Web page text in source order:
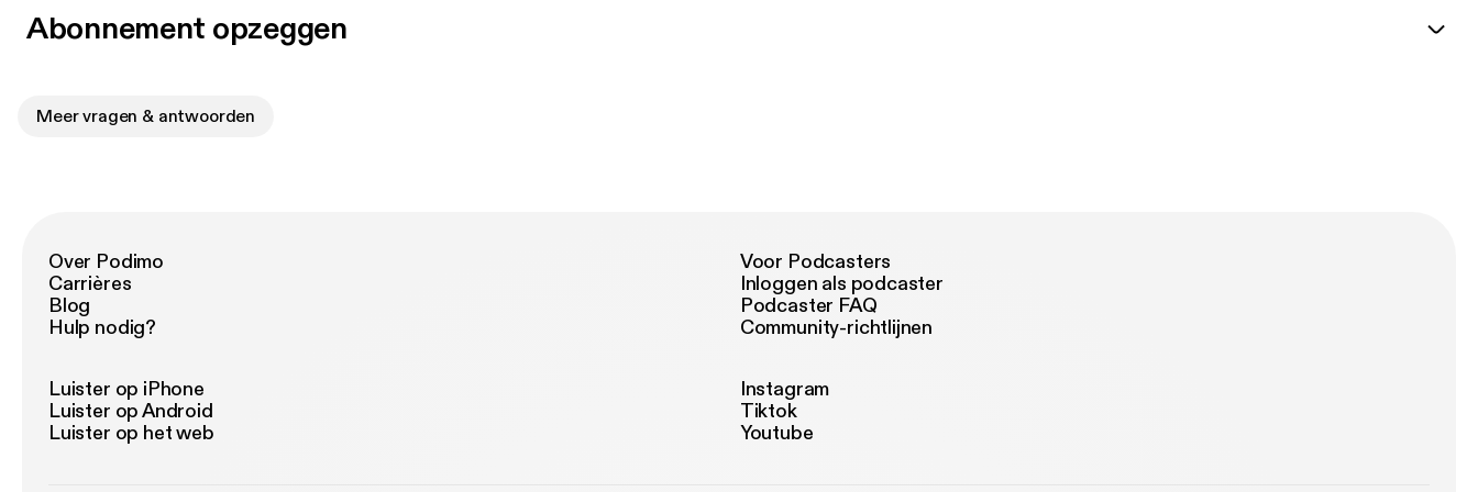
Abonnement opzeggen
Meer vragen & antwoorden
Over Podimo
Carrières
Blog
Hulp nodig?
Voor Podcasters
Inloggen als podcaster
Podcaster FAQ
Community-richtlijnen
Luister op iPhone
Luister op Android
Luister op het web
Instagram
Tiktok
Youtube